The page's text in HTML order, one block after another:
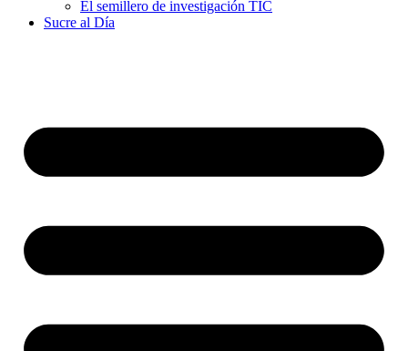
El semillero de investigación TIC
Sucre al Día